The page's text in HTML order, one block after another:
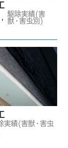
,
駆除実績(害
獣・害虫別)
実績(害獣・害虫